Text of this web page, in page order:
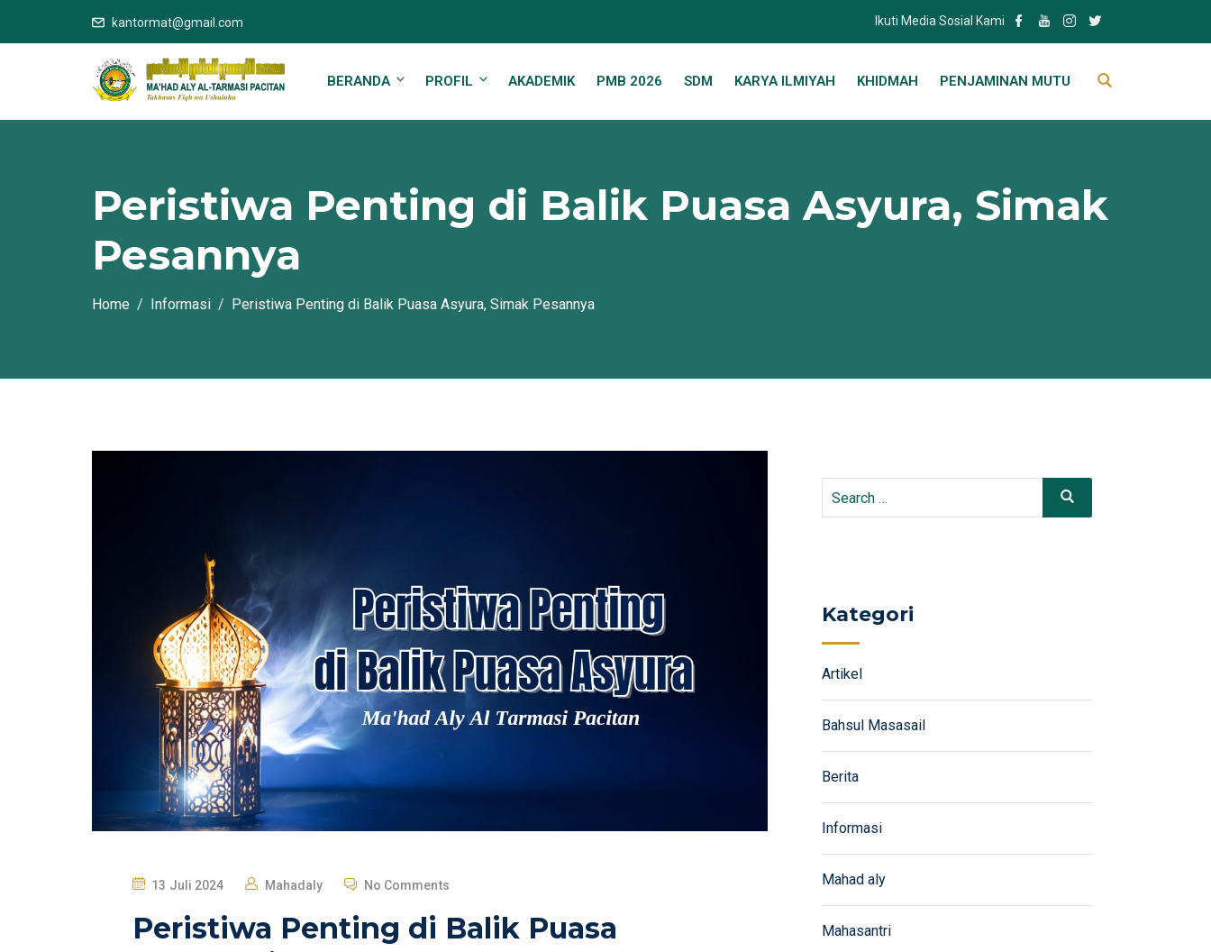
kantormat@gmail.com Ikuti Media Sosial Kami
BERANDA PROFIL AKADEMIK PMB 2026 SDM KARYA ILMIYAH KHIDMAH PENJAMINAN MUTU
Peristiwa Penting di Balik Puasa Asyura, Simak
Pesannya
Home Informasi Peristiwa Penting di Balik Puasa Asyura, Simak Pesannya
P
S
13 Juli 2024 Mahadaly No Comments
Peristiwa Penting di Balik Puasa
Search
Search
Kategori
Artikel
Bahsul Masasail
Berita
Informasi
Mahad aly
Mahasantri